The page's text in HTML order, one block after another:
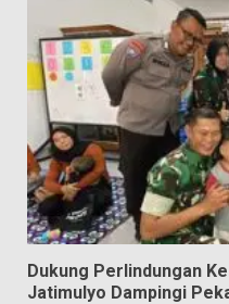
Dukung Perlindungan
Jatimulyo Dampingi